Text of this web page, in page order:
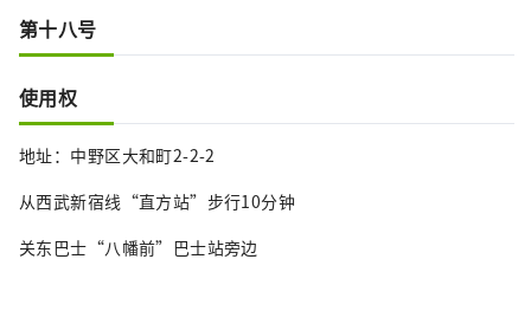
第十八号
使用权
地址：中野区大和町2-2-2
从西武新宿线“直方站”步行10分钟
关东巴士“八幡前”巴士站旁边